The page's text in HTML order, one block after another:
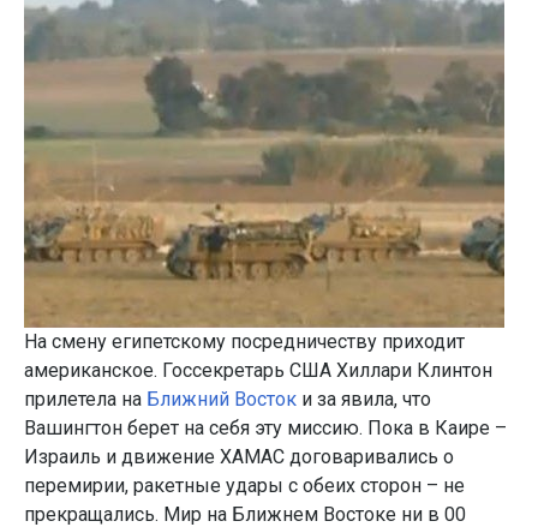
На смену египетскому посредничеству приходит
американское. Госсекретарь США Хиллари Клинтон
прилетела на Ближний Восток и за явила, что
Вашингтон берет на себя эту миссию. Пока в Каире –
Израиль и движение ХАМАС договаривались о
перемирии, ракетные удары с обеих сторон – не
прекращались. Мир на Ближнем Востоке ни в 00